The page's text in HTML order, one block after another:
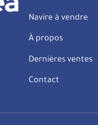
Navire à vendre
À propos
Dernières ventes
Contact